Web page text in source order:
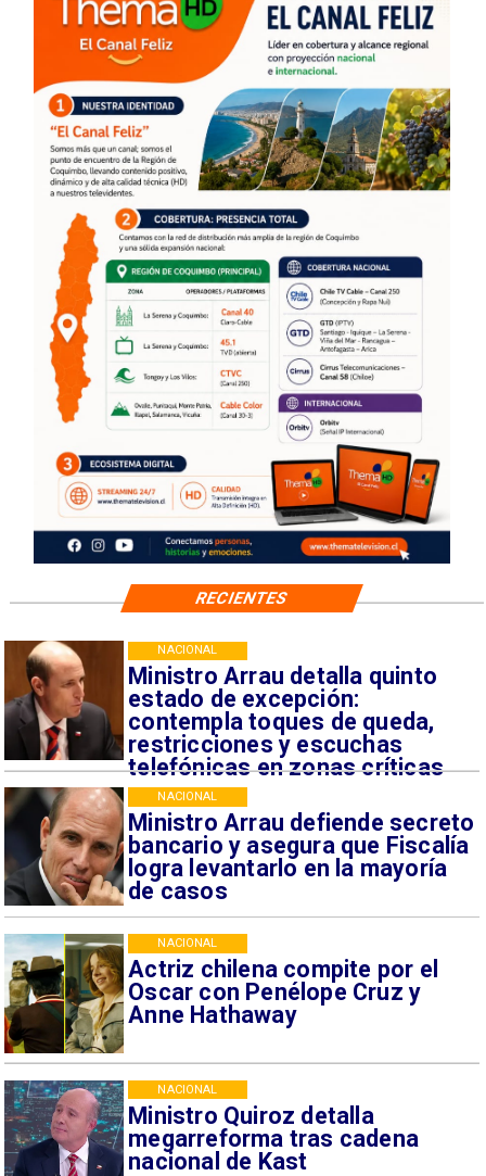
Ministro Arrau detalla quinto
estado de excepción:
contempla toques de queda,
restricciones y escuchas
telefónicas en zonas críticas
NACIONAL
Ministro Arrau defiende secreto
bancario y asegura que Fiscalía
logra levantarlo en la mayoría
de casos
NACIONAL
Actriz chilena compite por el
Oscar con Penélope Cruz y
Anne Hathaway
NACIONAL
Ministro Quiroz detalla
megarreforma tras cadena
nacional de Kast
NACIONAL
RECIENTES